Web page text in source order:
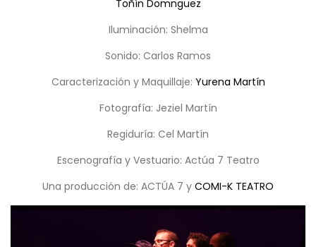
Toñín Domnguez
Iluminación: Shelma
Sonido: Carlos Ramos
Caracterización y Maquillaje: Yurena Martín
Fotografía: Jeziel Martín
Regiduría: Cel Martín
Escenografía y Vestuario: Actúa 7 Teatro
Una producción de: ACTÚA 7 y COMI-K TEATRO
de
vídeo